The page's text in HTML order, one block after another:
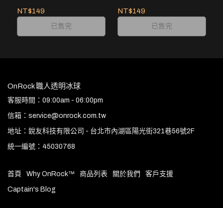
NT$149
已售完
NT$149
已售完
OnRock 職人透明冰球
客服時間：09:00am - 06:00pm
信箱：service@onrock.com.tw
地址：銳友科技有限公司 - 台北市內湖區陽光街321巷56號2F
統一編號：45030768
首頁 Why OnRock™ 商品列表 關於我們 客戶支援
Captain's Blog